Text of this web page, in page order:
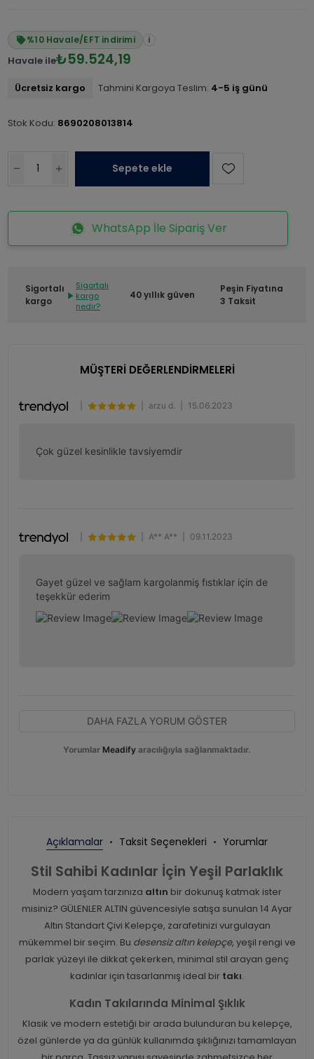
%10 Havale/EFT indirimi i
Havale ile₺59.524,19
Ücretsiz kargo Tahmini Kargoya Teslim: 4-5 iş günü
Stok Kodu: 8690208013814
Sepete ekle
WhatsApp İle Sipariş Ver
Sigortalı
kargo
Sigortalı
kargo
nedir?
40 yıllık güven
Peşin Fiyatına
3 Taksit
MÜŞTERİ DEĞERLENDİRMELERİ
arzu d. 15.06.2023
Çok güzel kesinlikle tavsiyemdir
A** A** 09.11.2023
Gayet güzel ve sağlam kargolanmiş fıstıklar için de
teşekkür ederim
DAHA FAZLA YORUM GÖSTER
Yorumlar Meadify aracılığıyla sağlanmaktadır.
Açıklamalar Taksit Seçenekleri Yorumlar
Stil Sahibi Kadınlar İçin Yeşil Parlaklık
Modern yaşam tarzınıza altın bir dokunuş katmak ister
misiniz? GÜLENLER ALTIN güvencesiyle satışa sunulan 14 Ayar
Altın Standart Çivi Kelepçe, zarafetinizi vurgulayan
mükemmel bir seçim. Bu desensiz altın kelepçe, yeşil rengi ve
parlak yüzeyi ile dikkat çekerken, minimal stil arayan genç
kadınlar için tasarlanmış ideal bir takı.
Kadın Takılarında Minimal Şıklık
Klasik ve modern estetiği bir arada bulunduran bu kelepçe,
özel günlerde ya da günlük kullanımda şıklığınızı tamamlayan